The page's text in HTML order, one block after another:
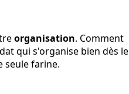
organisation. Comment
qui s'organise bien dès le
seule farine.